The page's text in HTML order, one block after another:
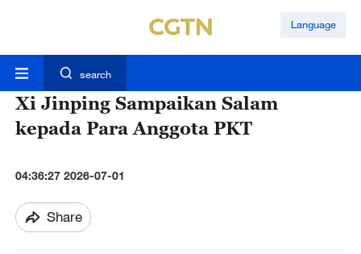
Language
search
Xi Jinping Sampaikan Salam
kepada Para Anggota PKT
04:36:27 2026-07-01
Share